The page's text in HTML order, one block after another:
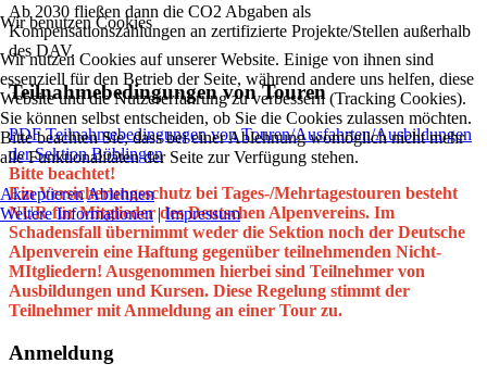
Ab 2030 fließen dann die CO2 Abgaben als
Kompensationszahlungen an zertifizierte Projekte/Stellen außerhalb
des DAV.
Teilnahmebedingungen von Touren
PDF Teilnahmebedingungen von Touren/Ausfahrten/Ausbildungen
der Sektion Böblingen
Bitte beachtet!
Ein Versicherungsschutz bei Tages-/Mehrtagestouren besteht
NUR für Mitglieder des Deutschen Alpenvereins. Im
Schadensfall übernimmt weder die Sektion noch der Deutsche
Alpenverein eine Haftung gegenüber teilnehmenden Nicht-
MItgliedern! Ausgenommen hierbei sind Teilnehmer von
Ausbildungen und Kursen. Diese Regelung stimmt der
Teilnehmer mit Anmeldung an einer Tour zu.
Anmeldung
Wir benutzen Cookies
Wir nutzen Cookies auf unserer Website. Einige von ihnen sind
essenziell für den Betrieb der Seite, während andere uns helfen, diese
Website und die Nutzererfahrung zu verbessern (Tracking Cookies).
Sie können selbst entscheiden, ob Sie die Cookies zulassen möchten.
Bitte beachten Sie, dass bei einer Ablehnung womöglich nicht mehr
alle Funktionalitäten der Seite zur Verfügung stehen.
Akzeptieren Ablehnen
Weitere Informationen|Impressum